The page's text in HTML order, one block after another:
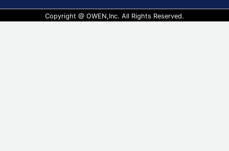
Copyright @ OWEN,Inc. All Rights Reserved.